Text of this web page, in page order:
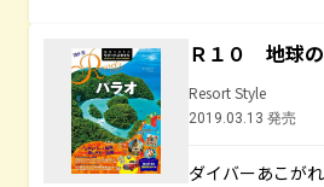
Ｒ１０ 地球
Resort Style
2019.03.13 発売
ダイバーあこが